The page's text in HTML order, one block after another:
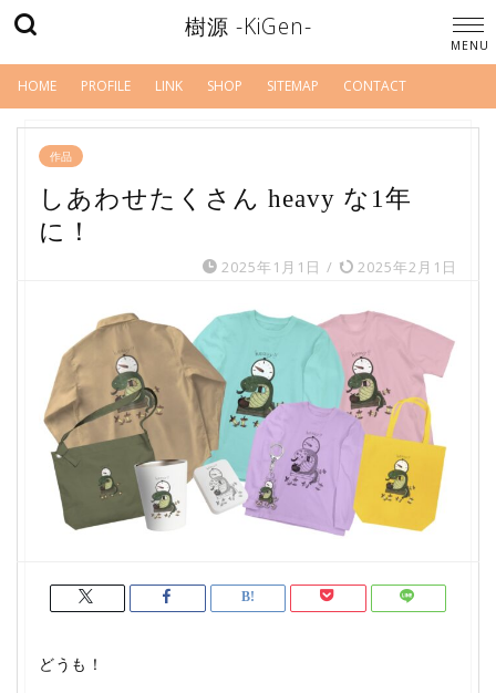
樹源 -KiGen-
HOME PROFILE LINK SHOP SITEMAP CONTACT
作品
しあわせたくさん heavy な1年
に！
2025年1月1日 / 2025年2月1日
どうも！